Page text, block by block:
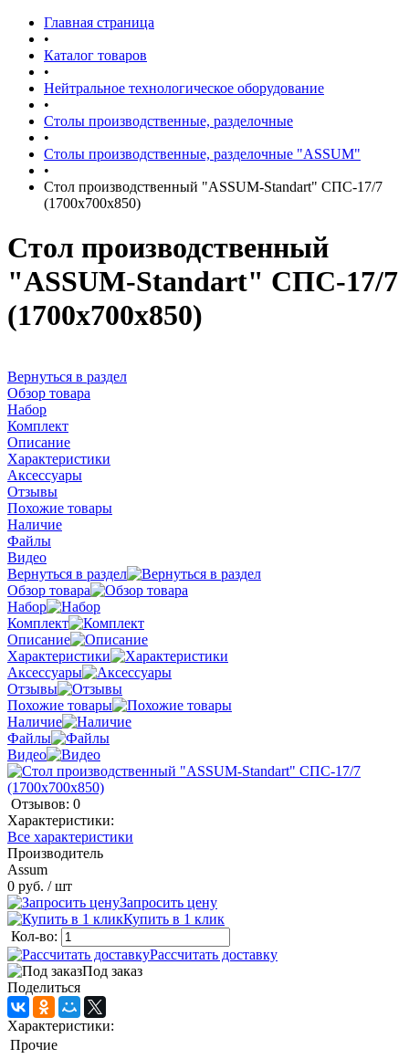
Главная страница
•
Каталог товаров
•
Нейтральное технологическое оборудование
•
Столы производственные, разделочные
•
Столы производственные, разделочные "ASSUM"
•
Стол производственный "ASSUM-Standart" СПС-17/7
(1700х700х850)
Стол производственный
"ASSUM-Standart" СПС-17/7
(1700х700х850)
Вернуться в раздел
Обзор товара
Набор
Комплект
Описание
Характеристики
Аксессуары
Отзывы
Похожие товары
Наличие
Файлы
Видео
Вернуться в раздел
Обзор товара
Набор
Комплект
Описание
Характеристики
Аксессуары
Отзывы
Похожие товары
Наличие
Файлы
Видео
Отзывов: 0
Характеристики:
Все характеристики
Производитель
Assum
0 руб. / шт
Запросить цену
Купить в 1 клик
Кол-во:
Рассчитать доставку
Под заказ
Поделиться
Характеристики:
Прочие